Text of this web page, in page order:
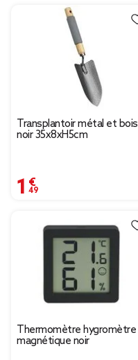
Transplantoir métal et bois
noir 35x8xH5cm
1,49 €
Thermomètre hygromètre
magnétique noir